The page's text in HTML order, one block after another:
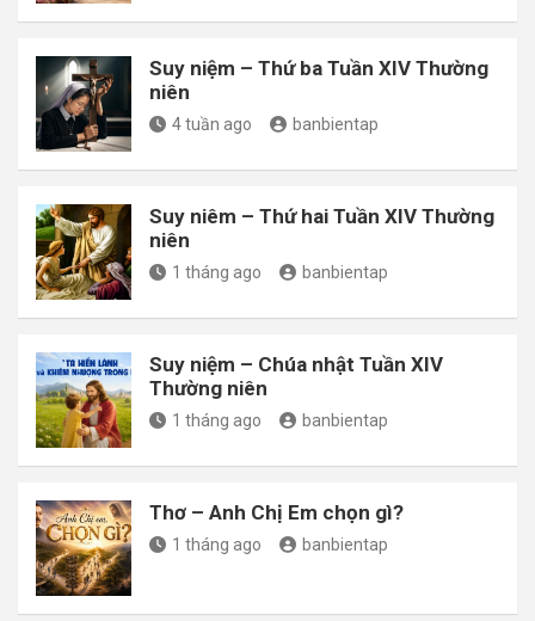
Suy niệm – Thứ ba Tuần XIV Thường
niên
4 tuần ago banbientap
Suy niêm – Thứ hai Tuần XIV Thường
niên
1 tháng ago banbientap
Suy niệm – Chúa nhật Tuần XIV
Thường niên
1 tháng ago banbientap
Thơ – Anh Chị Em chọn gì?
1 tháng ago banbientap